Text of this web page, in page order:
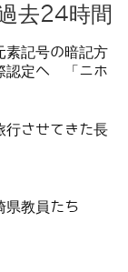
去24時間
素記号の暗記方
認定へ 「ニホ
行させてきた長
県教員たち